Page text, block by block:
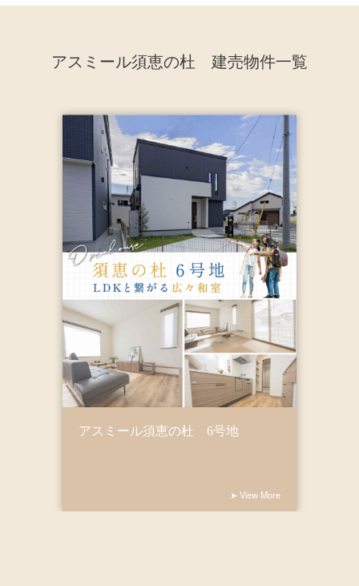
アスミール須恵の杜 建売物件一覧
アスミール須恵の杜 6号地
➤ View More